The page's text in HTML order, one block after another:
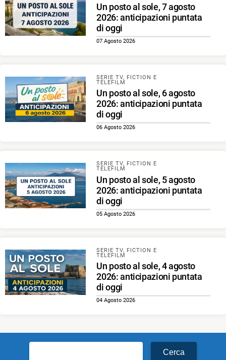
Un posto al sole, 7 agosto
2026: anticipazioni puntata
di oggi
07 Agosto 2026
SERIE TV, FICTION E
TELEFILM
Un posto al sole, 6 agosto
2026: anticipazioni puntata
di oggi
06 Agosto 2026
SERIE TV, FICTION E
TELEFILM
Un posto al sole, 5 agosto
2026: anticipazioni puntata
di oggi
05 Agosto 2026
SERIE TV, FICTION E
TELEFILM
Un posto al sole, 4 agosto
2026: anticipazioni puntata
di oggi
04 Agosto 2026